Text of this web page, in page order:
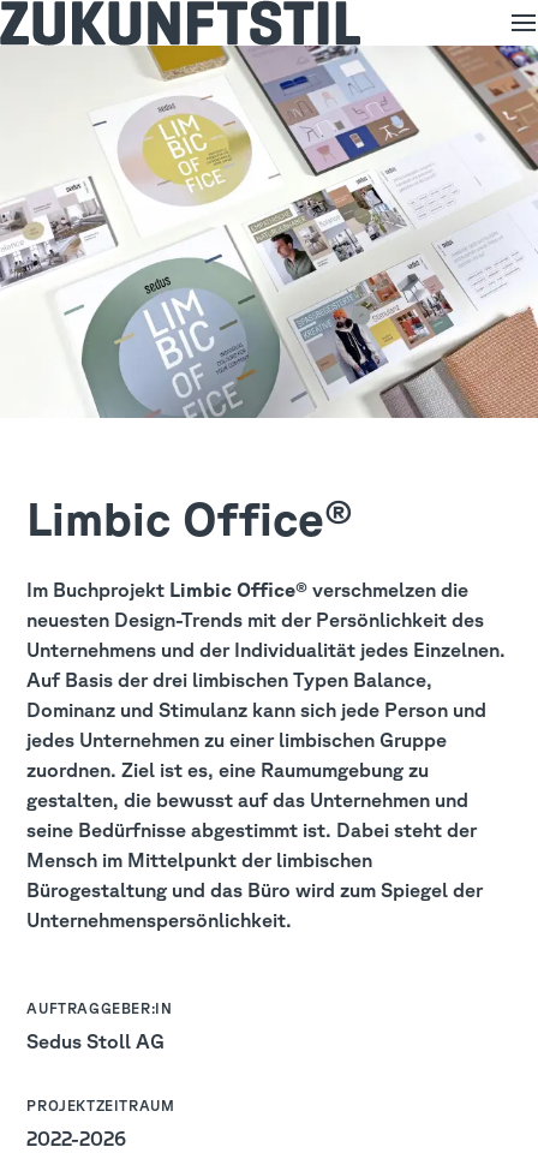
zukunftStil
Limbic Office®
Im Buchprojekt Limbic Office® verschmelzen die
neuesten Design-Trends mit der Persönlichkeit des
Unternehmens und der Individualität jedes Einzelnen.
Auf Basis der drei limbischen Typen Balance,
Dominanz und Stimulanz kann sich jede Person und
jedes Unternehmen zu einer limbischen Gruppe
zuordnen. Ziel ist es, eine Raumumgebung zu
gestalten, die bewusst auf das Unternehmen und
seine Bedürfnisse abgestimmt ist. Dabei steht der
Mensch im Mittelpunkt der limbischen
Bürogestaltung und das Büro wird zum Spiegel der
Unternehmenspersönlichkeit.
AUFTRAGGEBER:IN
Sedus Stoll AG
PROJEKTZEITRAUM
2022-2026